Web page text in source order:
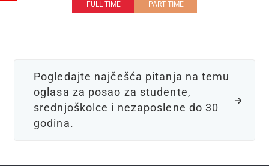
FULL TIME
PART TIME
Pogledajte najčešća pitanja na temu
oglasa za posao za studente,
srednjoškolce i nezaposlene do 30
godina.